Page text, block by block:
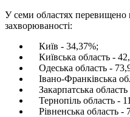
У семи областях перевищено
захворюваності:
Київ - 34,37%;
Київська область -
Одеська область -
Івано-Франківська
Закарпатська
Тернопіль область -
Рівненська область -